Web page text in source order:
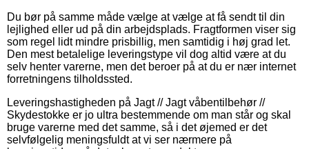
Du bør på samme måde vælge at vælge at få sendt til din
lejlighed eller ud på din arbejdsplads. Fragtformen viser sig
som regel lidt mindre prisbillig, men samtidig i høj grad let.
Den mest betalelige leveringstype vil dog altid være at du
selv henter varerne, men det beroer på at du er nær internet
forretningens tilholdssted.
Leveringshastigheden på Jagt // Jagt våbentilbehør //
Skydestokke er jo ultra bestemmende om man står og skal
bruge varerne med det samme, så i det øjemed er det
selvfølgelig meningsfuldt at vi ser nærmere på